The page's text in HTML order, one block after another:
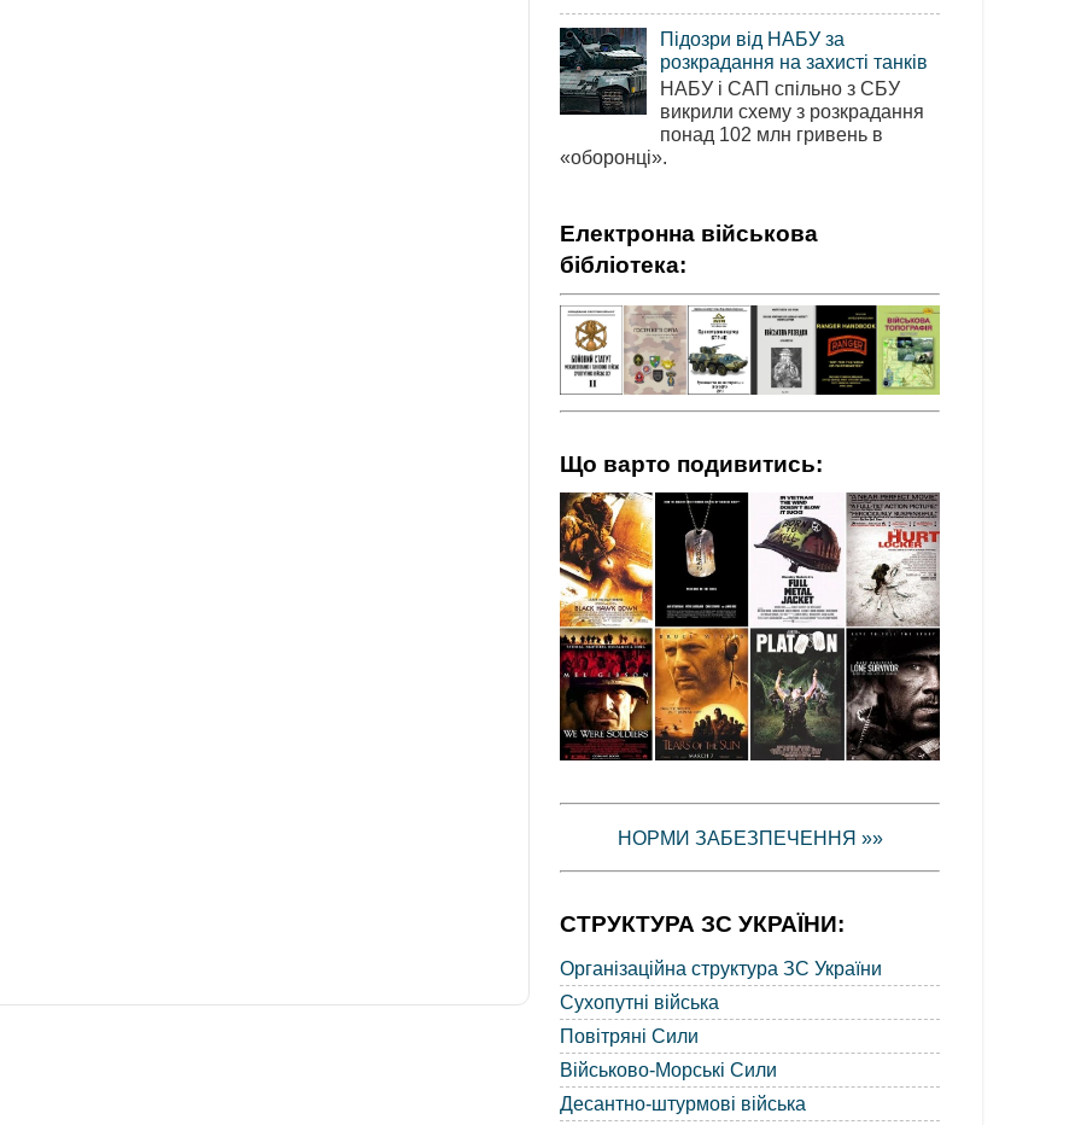
Підозри від НАБУ за
розкрадання на захисті танків
НАБУ і САП спільно з СБУ
викрили схему з розкрадання
понад 102 млн гривень в
«оборонці».
Електронна військова
бібліотека:
Що варто подивитись:
НОРМИ ЗАБЕЗПЕЧЕННЯ »»
СТРУКТУРА ЗС УКРАЇНИ:
Організаційна структура ЗС України
Сухопутні війська
Повітряні Сили
Військово-Морські Сили
Десантно-штурмові війська